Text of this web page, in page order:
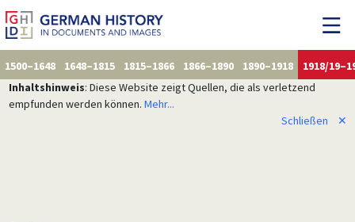
1500–1648 1648–1815 1815–1866 1866–1890 1890–1918
1918/
Inhaltshinweis: Diese Website zeigt Quellen, die als verletzend
empfunden werden können. Mehr...
Schließen
✕